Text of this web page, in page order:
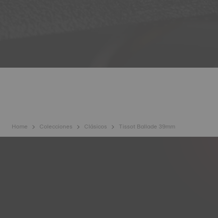
Home Colecciones Clásicos Tissot Ballade 39mm